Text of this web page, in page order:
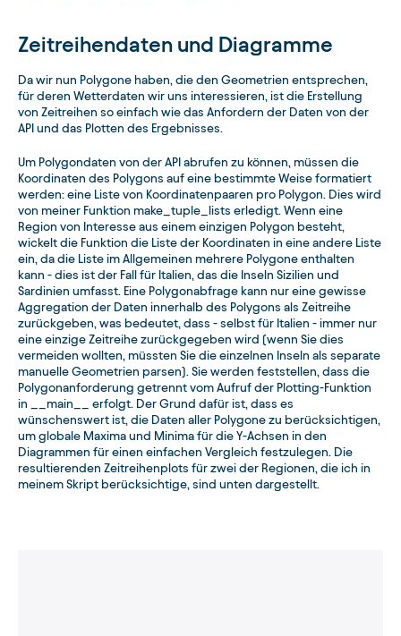
Zeitreihendaten und Diagramme
Da wir nun Polygone haben, die den Geometrien entsprechen,
für deren Wetterdaten wir uns interessieren, ist die Erstellung
von Zeitreihen so einfach wie das Anfordern der Daten von der
API und das Plotten des Ergebnisses.
Um Polygondaten von der API abrufen zu können, müssen die
Koordinaten des Polygons auf eine bestimmte Weise formatiert
werden: eine Liste von Koordinatenpaaren pro Polygon. Dies wird
von meiner Funktion make_tuple_lists erledigt. Wenn eine
Region von Interesse aus einem einzigen Polygon besteht,
wickelt die Funktion die Liste der Koordinaten in eine andere Liste
ein, da die Liste im Allgemeinen mehrere Polygone enthalten
kann - dies ist der Fall für Italien, das die Inseln Sizilien und
Sardinien umfasst. Eine Polygonabfrage kann nur eine gewisse
Aggregation der Daten innerhalb des Polygons als Zeitreihe
zurückgeben, was bedeutet, dass - selbst für Italien - immer nur
eine einzige Zeitreihe zurückgegeben wird (wenn Sie dies
vermeiden wollten, müssten Sie die einzelnen Inseln als separate
manuelle Geometrien parsen). Sie werden feststellen, dass die
Polygonanforderung getrennt vom Aufruf der Plotting-Funktion
in __main__ erfolgt. Der Grund dafür ist, dass es
wünschenswert ist, die Daten aller Polygone zu berücksichtigen,
um globale Maxima und Minima für die Y-Achsen in den
Diagrammen für einen einfachen Vergleich festzulegen. Die
resultierenden Zeitreihenplots für zwei der Regionen, die ich in
meinem Skript berücksichtige, sind unten dargestellt.